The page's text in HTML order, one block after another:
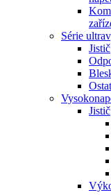
Série
Jistič
Jistič